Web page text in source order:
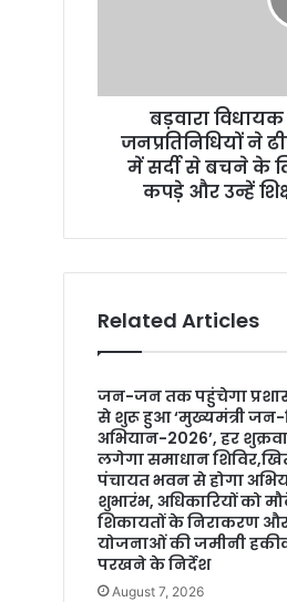
r
बड़वारा विधायक
जनप्रतिनिधियों ने
में सर्दी से बचने के
कपड़े और उन्हें
Related Articles
जन-जन तक पहुंचेगा
से शुरू हुआ ‘मुख्यमंत्री जन-
अभियान-2026’, हर
लगेगा समाधान
पंचायत भवन से होगा
शुभारंभ, अधिकारियों को
शिकायतों के निराकरण
योजनाओं की जमीनी
परखने के निर्देश
August 7, 2026